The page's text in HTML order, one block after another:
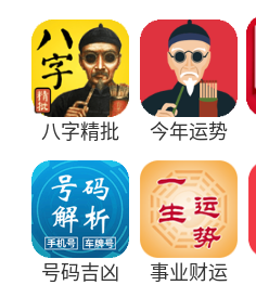
八字精批 今年运势
号码吉凶 事业财运